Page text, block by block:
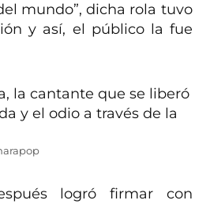
mundo”, dicha rola tuvo
y así, el público la fue
logró firmar con